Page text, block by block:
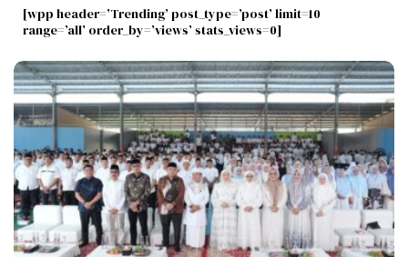
[wpp header=’Trending’ post_type=’post’ limit=10
range=’all’ order_by=’views’ stats_views=0]